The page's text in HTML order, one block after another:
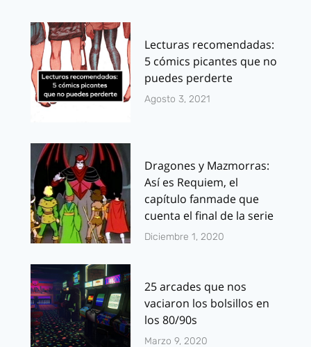
Lecturas recomendadas:
5 cómics picantes que no
puedes perderte
Agosto 3, 2021
Dragones y Mazmorras:
Así es Requiem, el
capítulo fanmade que
cuenta el final de la serie
Diciembre 1, 2020
25 arcades que nos
vaciaron los bolsillos en
los 80/90s
Marzo 9, 2020